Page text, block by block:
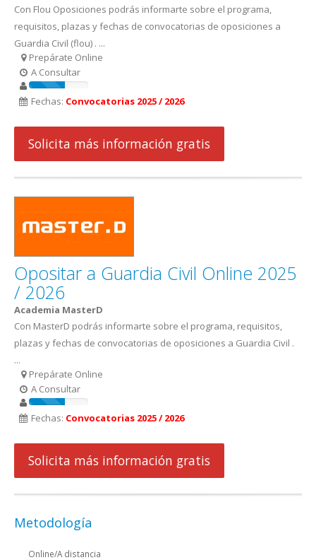
Con Flou Oposiciones podrás informarte sobre el programa,
requisitos, plazas y fechas de convocatorias de oposiciones a
Guardia Civil (flou) . ...
Prepárate Online
A Consultar
Fechas: Convocatorias 2025 / 2026
Solicita más información gratis
Opositar a Guardia Civil Online 2025
/ 2026
Academia MasterD
Con MasterD podrás informarte sobre el programa, requisitos,
plazas y fechas de convocatorias de oposiciones a Guardia Civil .
...
Prepárate Online
A Consultar
Fechas: Convocatorias 2025 / 2026
Solicita más información gratis
Metodología
Online/A distancia